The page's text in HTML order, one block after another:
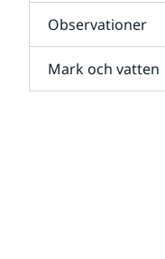
Observationer
Mark och vatten